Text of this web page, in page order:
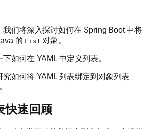
我们将深入探讨如何在 Spring Boot 中将
的 List 对象。
如何在 YAML 中定义列表。
如何将 YAML 列表绑定到对象列表
快速回顾